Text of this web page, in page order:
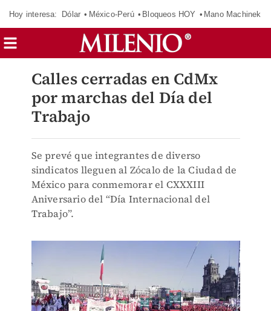
Hoy interesa: Dólar México-Perú Bloqueos HOY Mano Machinek
Calles cerradas en CdMx
por marchas del Día del
Trabajo
Se prevé que integrantes de diverso
sindicatos lleguen al Zócalo de la Ciudad de
México para conmemorar el CXXXIII
Aniversario del “Día Internacional del
Trabajo”.